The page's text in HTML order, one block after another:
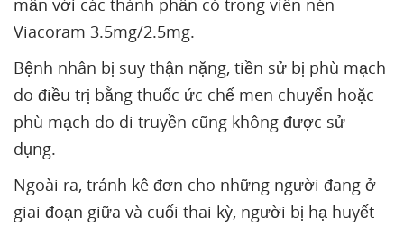
mẫn với các thành phần có trong viên nén
Viacoram 3.5mg/2.5mg.
Bệnh nhân bị suy thận nặng, tiền sử bị phù mạch
do điều trị bằng thuốc ức chế men chuyển hoặc
phù mạch do di truyền cũng không được sử
dụng.
Ngoài ra, tránh kê đơn cho những người đang ở
giai đoạn giữa và cuối thai kỳ, người bị hạ huyết